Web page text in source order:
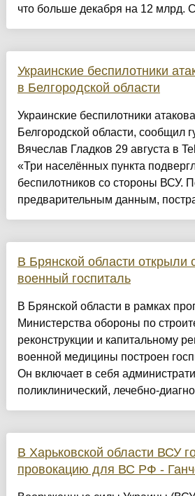
что больше декабря на 12 млрд.
Украинские беспилотники
в Белгородской области
Украинские беспилотники
Белгородской области, сообщил
Вячеслав Гладков 29 августа в
«Три населённых пункта
беспилотников со стороны ВСУ.
предварительным данным,
В Брянской области открыли
военный госпиталь
В Брянской области в рамках
Министерства обороны по
реконструкции и капитальному
военной медицины построен
Он включает в себя
поликлинический, лечебно-
В Харьковской области ВСУ
провокацию для ВС РФ -